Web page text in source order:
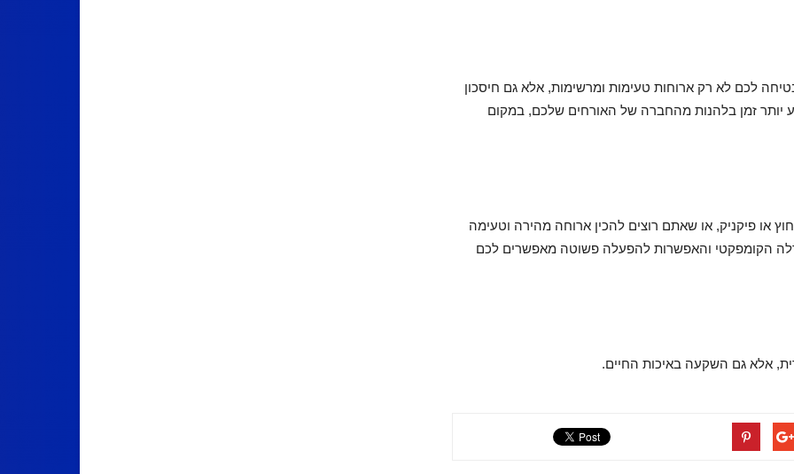
לכם לא רק ארוחות טעימות ומרשימות, אלא גם חיסכון
יותר זמן בלהנות מהחברה של האורחים שלכם, במקום
או פיקניק, או שאתם רוצים להכין ארוחה מהירה וטעימה
הקומפקטי והאפשרות להפעלה פשוטה מאפשרים לכם
אלא גם השקעה באיכות החיים.